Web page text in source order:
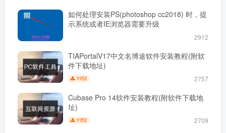
如何处理安装PS(photoshop cc2018) 时，提
示系统或者IE浏览器需要升级
2912
TIAPortalV17中文名博途软件安装教程(附软
件下载地址)
Y币2 2757
Cubase Pro 14软件安装教程(附软件下载地
址)
Y币2 2709